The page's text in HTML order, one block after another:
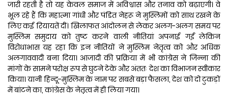
जारी रहती है तो यह केवल समाज में अविश्वास और तनाव को बढ़ाएगी। वे
भूल रहे हैं कि महात्मा गांधी और पंडित नेहरू ने मुस्लिमों को साथ रखने के
लिए कई रियायतें दीं। खिलाफत आंदोलन से लेकर अलग-अलग समय पर
मुस्लिम समुदाय को तुष्ट करने वाली नीतियां अपनाई गईं लेकिन
विरोधाभास यह रहा कि इन नीतियों ने मुस्लिम नेतृत्व को और अधिक
अलगाववादी बना दिया। आजादी की प्रक्रिया में भी कांग्रेस ने जिन्ना की
मांगों के सामने परोक्ष रूप से घुटने टेके और अंततः देश का विभाजन स्वीकार
किया। यानी हिन्दू-मुस्लिम के नाम पर सबसे बड़ा फैसला, देश को दो टुकड़ों
में बांटने का, कांग्रेस के नेतृत्व में ही लिया गया।